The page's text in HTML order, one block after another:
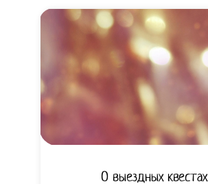
О выездных квестах